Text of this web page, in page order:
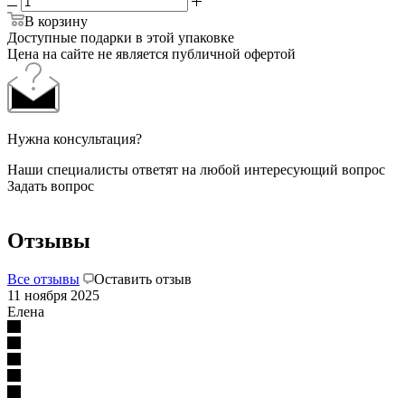
В корзину
Доступные подарки в этой упаковке
Цена на сайте не является публичной офертой
Нужна консультация?
Наши специалисты ответят на любой интересующий вопрос
Задать вопрос
Отзывы
Все отзывы
Оставить отзыв
11 ноября 2025
Елена